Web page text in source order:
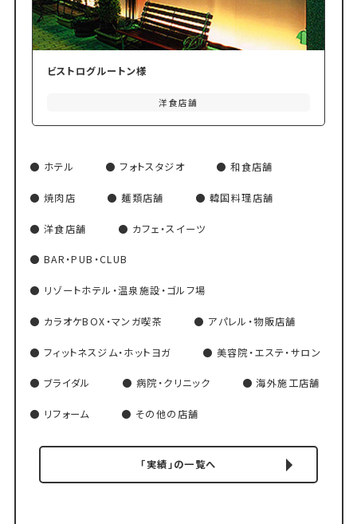
ビストログルートン様
洋食店舗
ホテル フォトスタジオ 和食店舗
焼肉店 麺類店舗 韓国料理店舗
洋食店舗 カフェ・スイーツ
BAR・PUB・CLUB
リゾートホテル・温泉施設・ゴルフ場
カラオケBOX・マンガ喫茶 アパレル・物販店舗
フィットネスジム・ホットヨガ 美容院・エステ・サロン
ブライダル 病院・クリニック 海外施工店舗
リフォーム その他の店舗
「実績」の一覧へ